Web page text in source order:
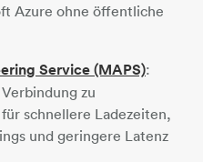
Azure ohne öffentliche
Service (MAPS):
zu
schnellere Ladezeiten,
und geringere Latenz